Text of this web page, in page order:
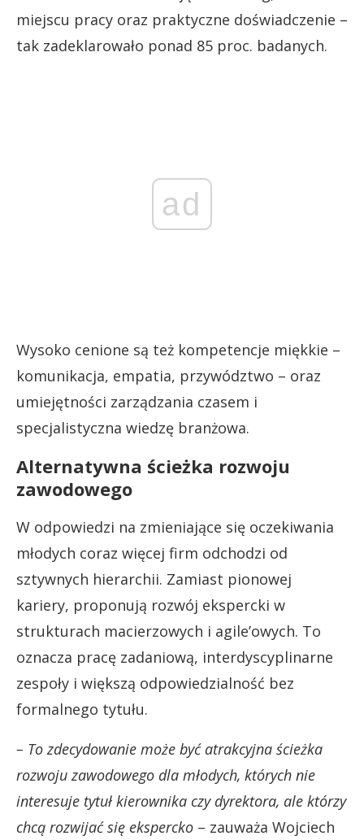
miejscu pracy oraz praktyczne doświadczenie –
tak zadeklarowało ponad 85 proc. badanych.
ad
Wysoko cenione są też kompetencje miękkie –
komunikacja, empatia, przywództwo – oraz
umiejętności zarządzania czasem i
specjalistyczna wiedzę branżowa.
Alternatywna ścieżka rozwoju
zawodowego
W odpowiedzi na zmieniające się oczekiwania
młodych coraz więcej firm odchodzi od
sztywnych hierarchii. Zamiast pionowej
kariery, proponują rozwój ekspercki w
strukturach macierzowych i agile’owych. To
oznacza pracę zadaniową, interdyscyplinarne
zespoły i większą odpowiedzialność bez
formalnego tytułu.
– To zdecydowanie może być atrakcyjna ścieżka
rozwoju zawodowego dla młodych, których nie
interesuje tytuł kierownika czy dyrektora, ale którzy
chcą rozwijać się ekspercko – zauważa Wojciech